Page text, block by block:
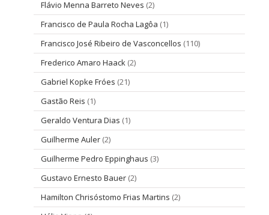
Flávio Menna Barreto Neves (2)
Francisco de Paula Rocha Lagôa (1)
Francisco José Ribeiro de Vasconcellos (110)
Frederico Amaro Haack (2)
Gabriel Kopke Fróes (21)
Gastão Reis (1)
Geraldo Ventura Dias (1)
Guilherme Auler (2)
Guilherme Pedro Eppinghaus (3)
Gustavo Ernesto Bauer (2)
Hamilton Chrisóstomo Frias Martins (2)